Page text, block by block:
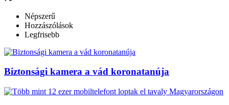
Népszerű
Hozzászólások
Legfrisebb
Biztonsági kamera a vád koronatanúja